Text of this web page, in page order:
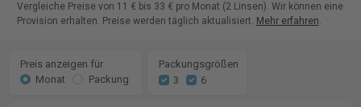
Vergleiche Preise von 11 € bis 33 € pro Monat (2 Linsen). Wir können eine
Provision erhalten. Preise werden täglich aktualisiert. Mehr erfahren.
Preis anzeigen für
Monat
Packung
Packungsgrößen
3
6